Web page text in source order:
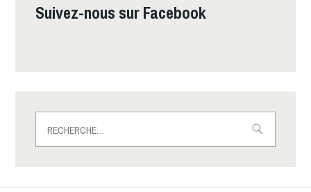
Suivez-nous sur Facebook